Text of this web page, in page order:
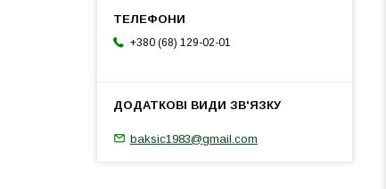
+380 (68) 129-02-01
baksic1983@gmail.com